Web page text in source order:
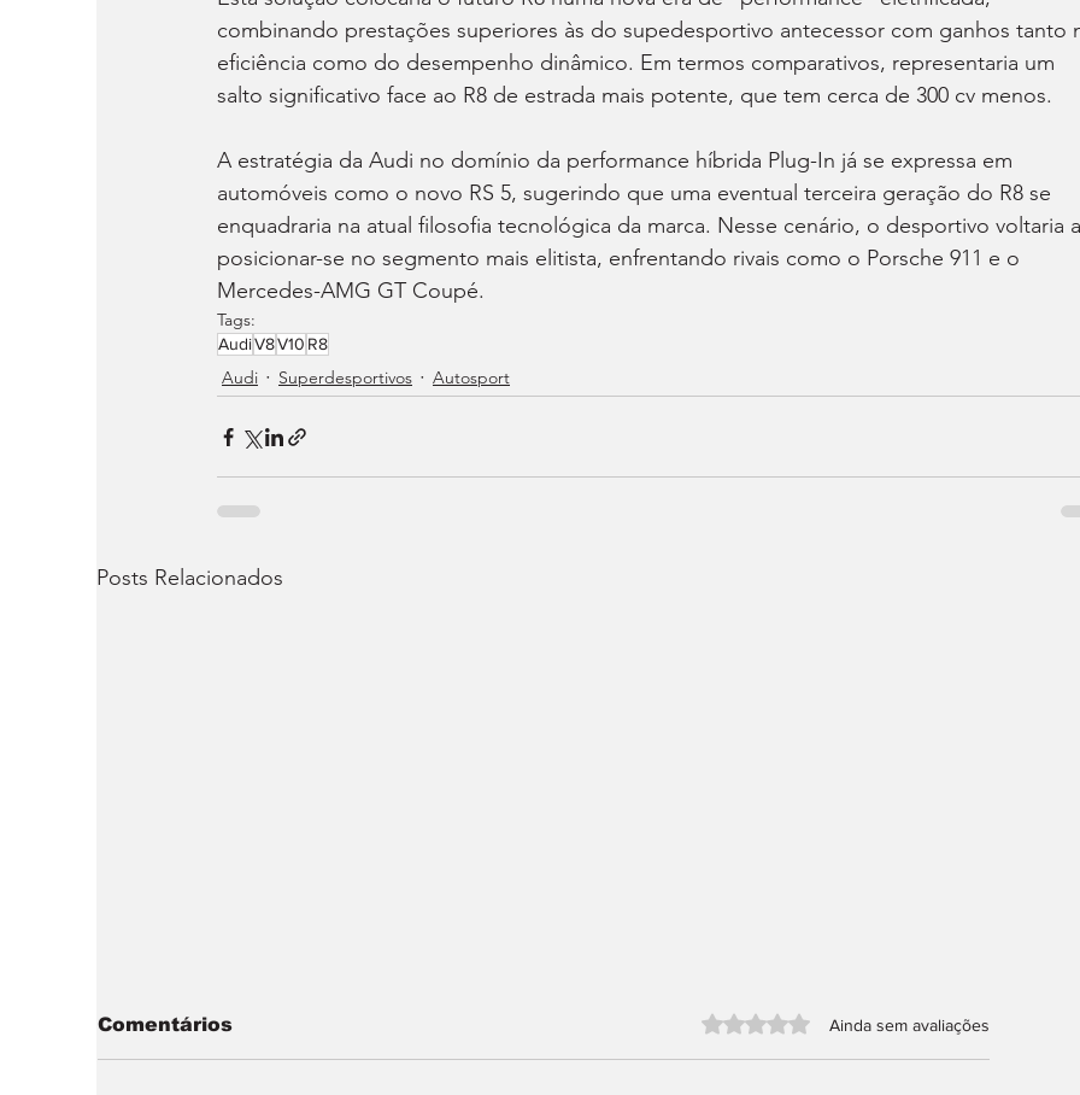
combinando prestações superiores às do supedesportivo antecessor com ganhos tanto
eficiência como do desempenho dinâmico. Em termos comparativos, representaria um
salto significativo face ao R8 de estrada mais potente, que tem cerca de 300 cv menos.
A estratégia da Audi no domínio da performance híbrida Plug-In já se expressa em
automóveis como o novo RS 5, sugerindo que uma eventual terceira geração do R8 se
enquadraria na atual filosofia tecnológica da marca. Nesse cenário, o desportivo voltaria
posicionar-se no segmento mais elitista, enfrentando rivais como o Porsche 911 e o
Mercedes-AMG GT Coupé.
Tags:
AudiV8V10 R8
Audi Superdesportivos Autosport
Posts Relacionados
Comentários Avaliado com 0 de 5 estrelas.
Ainda sem avaliações